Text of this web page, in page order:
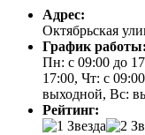
Адрес:
Октябрьская
График работы:
Пн: с 09:00 до
17:00, Чт: с
выходной, Вс:
Рейтинг: